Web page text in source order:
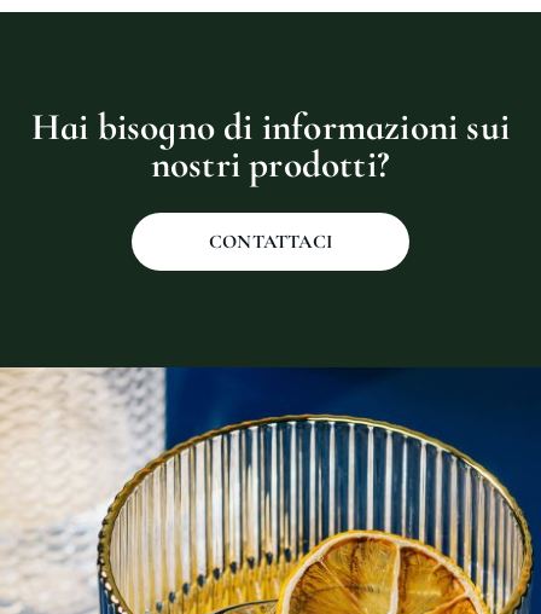
Hai bisogno di informazioni sui
nostri prodotti?
CONTATTACI